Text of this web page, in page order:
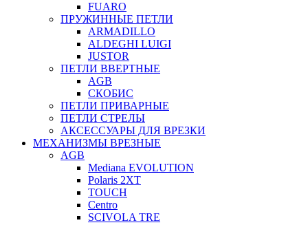
FUARO
ПРУЖИННЫЕ ПЕТЛИ
ARMADILLO
ALDEGHI LUIGI
JUSTOR
ПЕТЛИ ВВЕРТНЫЕ
AGB
СКОБИС
ПЕТЛИ ПРИВАРНЫЕ
ПЕТЛИ СТРЕЛЫ
АКСЕССУАРЫ ДЛЯ ВРЕЗКИ
МЕХАНИЗМЫ ВРЕЗНЫЕ
AGB
Mediana EVOLUTION
Polaris 2XT
TOUCH
Centro
SCIVOLA TRE